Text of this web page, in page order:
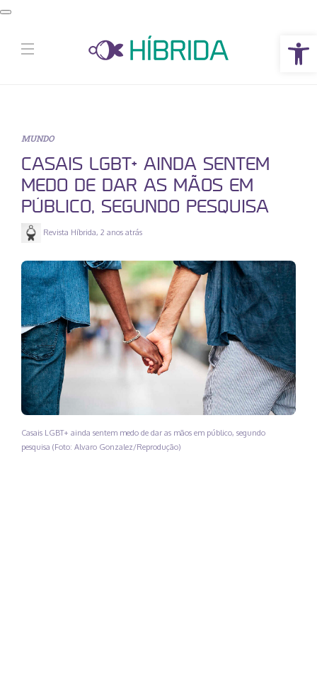
Abrir a barra de ferramentas
MUNDO
CASAIS LGBT+ AINDA SENTEM
MEDO DE DAR AS MÃOS EM
PÚBLICO, SEGUNDO PESQUISA
Revista Híbrida, 2 anos atrás
Casais LGBT+ ainda sentem medo de dar as mãos em público, segundo
pesquisa (Foto: Alvaro Gonzalez/Reprodução)